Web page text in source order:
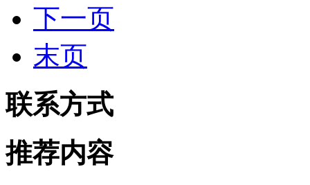
下一页
末页
联系方式
推荐内容